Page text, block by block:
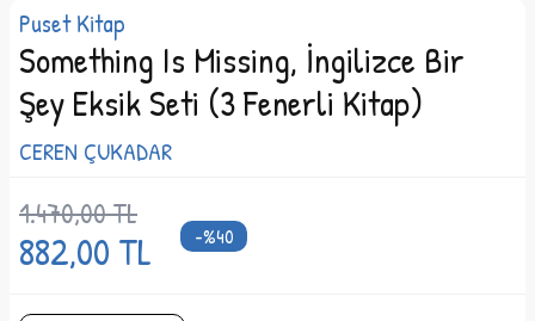
Puset Kitap
Something Is Missing, İngilizce Bir
Şey Eksik Seti (3 Fenerli Kitap)
CEREN ÇUKADAR
1.470,00TL
882,00 TL -%40